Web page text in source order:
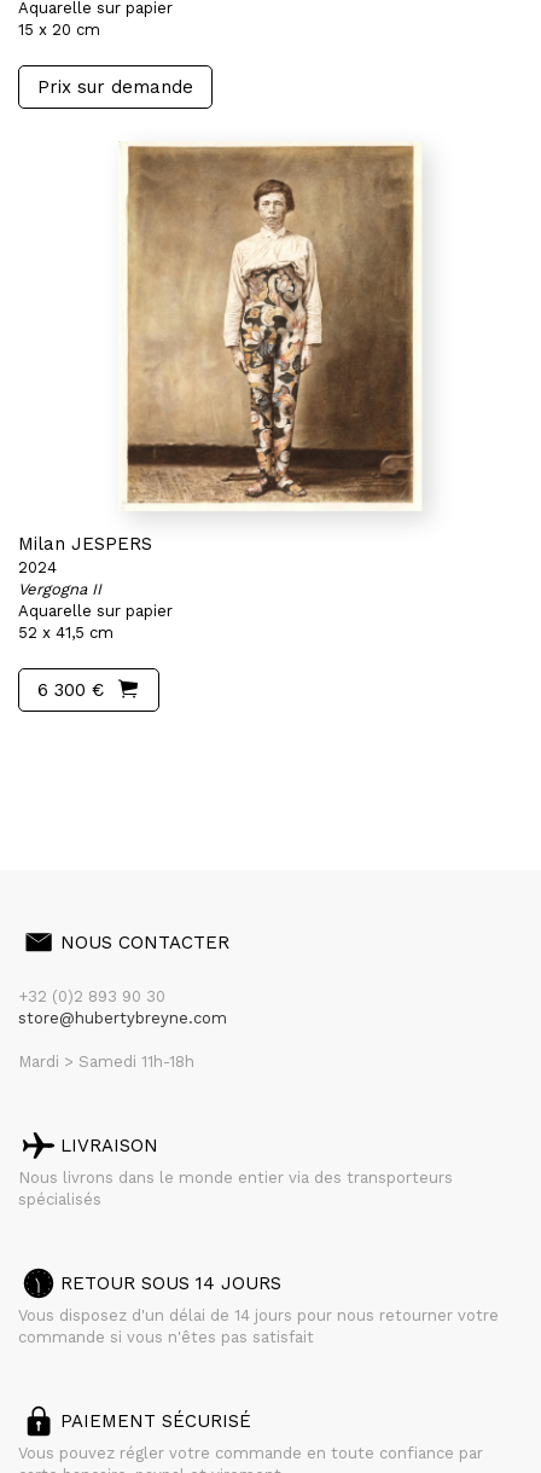
Aquarelle sur papier
15 x 20 cm
Prix sur demande
Milan JESPERS
2024
Vergogna II
Aquarelle sur papier
52 x 41,5 cm
6 300 €
NOUS CONTACTER
+32 (0)2 893 90 30
store@hubertybreyne.com
Mardi > Samedi 11h-18h
LIVRAISON
Nous livrons dans le monde entier via des transporteurs
spécialisés
RETOUR SOUS 14 JOURS
Vous disposez d'un délai de 14 jours pour nous retourner votre
commande si vous n'êtes pas satisfait
PAIEMENT SÉCURISÉ
Vous pouvez régler votre commande en toute confiance par